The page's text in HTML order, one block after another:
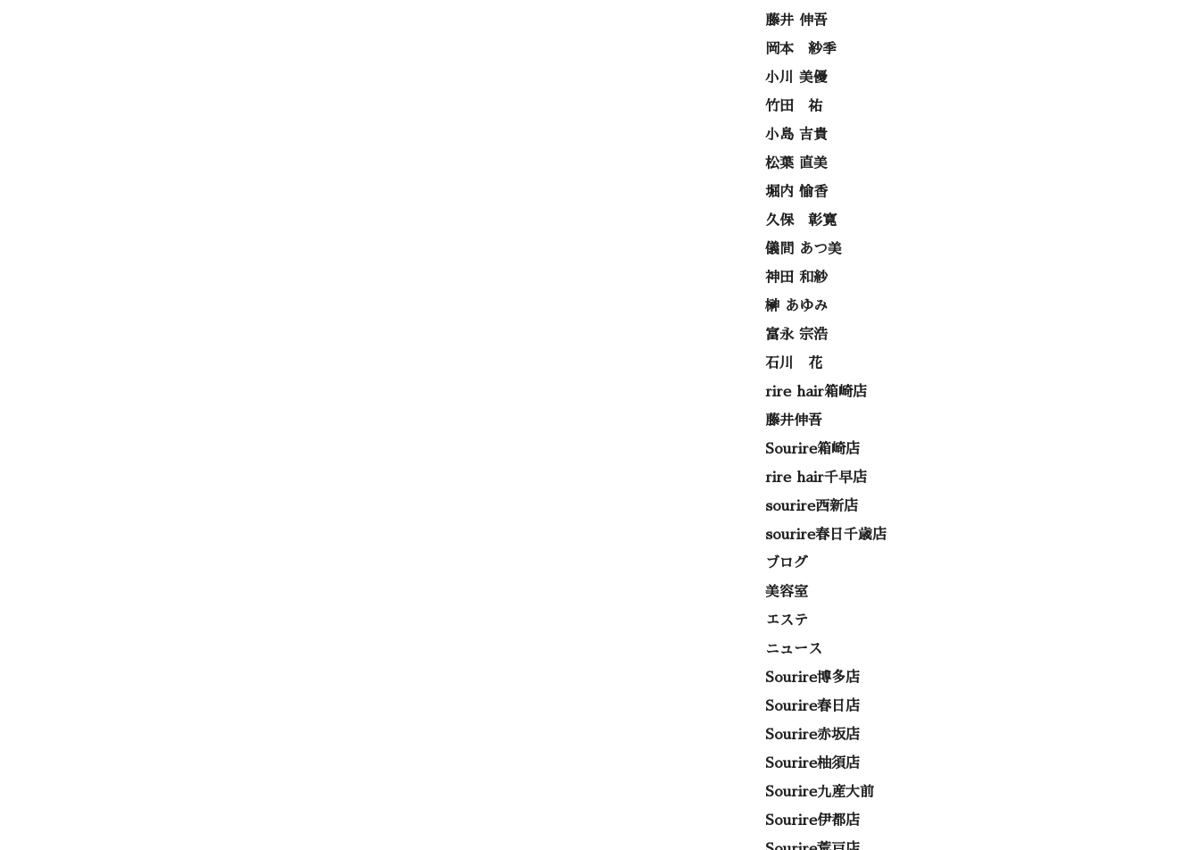
藤井 伸吾
岡本 紗季
小川 美優
竹田 祐
小島 吉貴
松葉 直美
堀内 愉香
久保 彰寛
儀間 あつ美
神田 和紗
榊 あゆみ
富永 宗浩
石川 花
rire hair箱崎店
藤井伸吾
Sourire箱崎店
rire hair千早店
sourire西新店
sourire春日千歳店
ブログ
美容室
エステ
ニュース
Sourire博多店
Sourire春日店
Sourire赤坂店
Sourire柚須店
Sourire九産大前
Sourire伊都店